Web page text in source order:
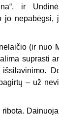
ir
jo nepabėgsi,
(ir nuo
suprasti
– už